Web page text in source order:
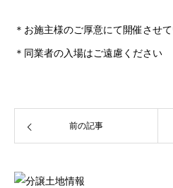
＊お施主様のご厚意にて開催させ
＊同業者の入場はご遠慮ください
前の記事